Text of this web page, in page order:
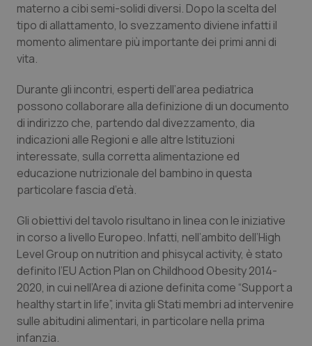
Umbria
Valle D’Aosta
Oftalmologia
Oncodermatologia
Oncologia & Nutrizione
Psoriasi & pelle
Quotidiano Cardiologia
Quotidiano Chirurgia
Quotidiano Oncologia
Quotidiano Pediatria
Rene & patologie urogenitali
materno a cibi semi-solidi diversi. Dopo la scelta del
tipo di allattamento, lo svezzamento diviene infatti il
momento alimentare più importante dei primi anni di
vita.
Durante gli incontri, esperti dell’area pediatrica
possono collaborare alla definizione di un documento
di indirizzo che, partendo dal divezzamento, dia
indicazioni alle Regioni e alle altre Istituzioni
interessate, sulla corretta alimentazione ed
educazione nutrizionale del bambino in questa
particolare fascia d’età.
Gli obiettivi del tavolo risultano in linea con le iniziative
in corso a livello Europeo. Infatti, nell’ambito dell’High
Level Group on nutrition and phisycal activity, è stato
definito l’EU Action Plan on Childhood Obesity 2014-
2020, in cui nell’Area di azione definita come “Support a
healthy start in life”, invita gli Stati membri ad intervenire
sulle abitudini alimentari, in particolare nella prima
infanzia.